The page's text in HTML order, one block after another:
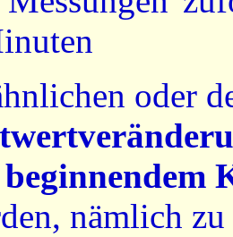
oder
nämlich zu